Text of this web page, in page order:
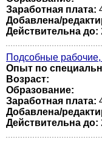
Заработная плата:
Добавлена/
Действительна до:
Подсобные
Опыт по
Возраст:
Образование:
Заработная плата:
Добавлена/
Действительна до: